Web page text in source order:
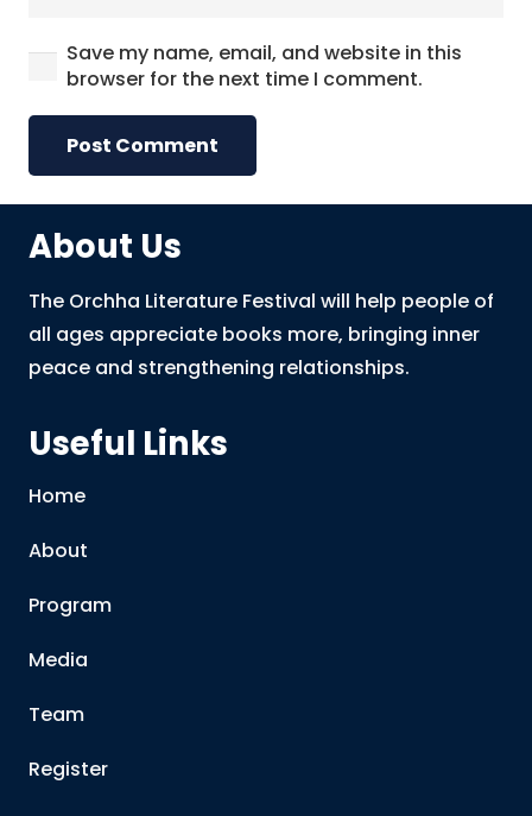
Save my name, email, and website in this
browser for the next time I comment.
Post Comment
About Us
The Orchha Literature Festival will help people of
all ages appreciate books more, bringing inner
peace and strengthening relationships.
Useful Links
Home
About
Program
Media
Team
Register